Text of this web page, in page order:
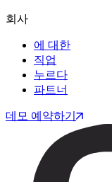
회사
에 대한
직업
누르다
파트너
데모 예약하기